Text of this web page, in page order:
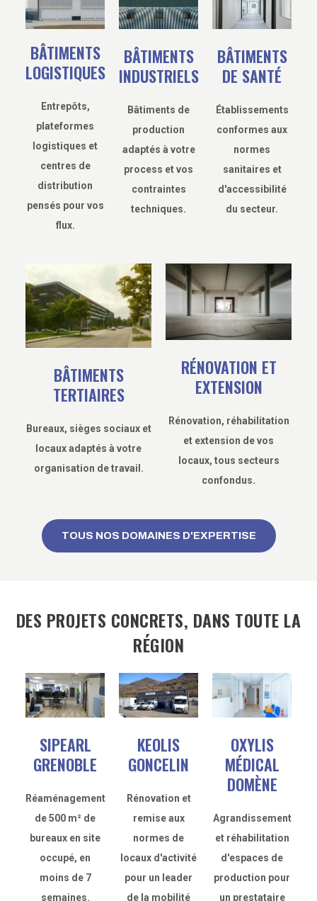
BÂTIMENTS
LOGISTIQUES
Entrepôts,
plateformes
logistiques et
centres de
distribution
pensés pour vos
flux.
BÂTIMENTS
INDUSTRIELS
Bâtiments de
production
adaptés à votre
process et vos
contraintes
techniques.
BÂTIMENTS
DE SANTÉ
Établissements
conformes aux
normes
sanitaires et
d'accessibilité
du secteur.
BÂTIMENTS
TERTIAIRES
Bureaux, sièges sociaux et
locaux adaptés à votre
organisation de travail.
RÉNOVATION ET
EXTENSION
Rénovation, réhabilitation
et extension de vos
locaux, tous secteurs
confondus.
TOUS NOS DOMAINES D'EXPERTISE
DES PROJETS CONCRETS, DANS TOUTE LA
RÉGION
SIPEARL
GRENOBLE
Réaménagement
de 500 m² de
bureaux en site
occupé, en
moins de 7
semaines.
KEOLIS
GONCELIN
Rénovation et
remise aux
normes de
locaux d'activité
pour un leader
de la mobilité
OXYLIS
MÉDICAL
DOMÈNE
Agrandissement
et réhabilitation
d'espaces de
production pour
un prestataire